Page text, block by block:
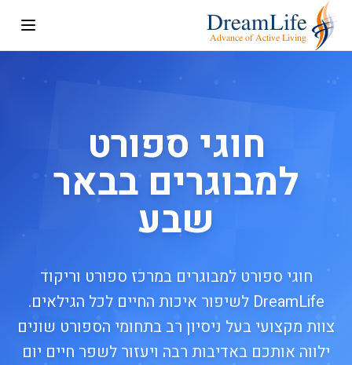
חוגי ספורט
למבוגרים בבאר
שבע
חוגי ספורט למבוגרים במרכז ספורט וריקוד
DreamLife לשיפור איכות החיים לכל הגילאים.
צוות מקצועי בעל ניסיון רב בתחומי הספורט שונים
ילווה אותכם באדיבות רבה ויעזור לשפר חיים יום